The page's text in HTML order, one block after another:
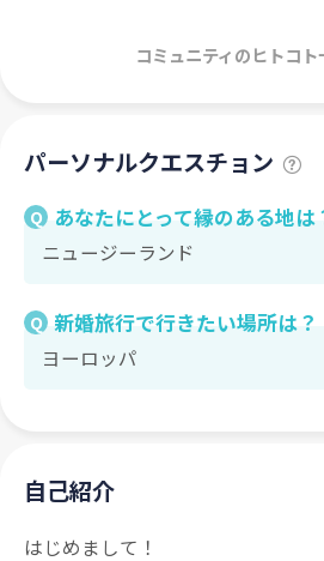
コミュニティのヒトコ
パーソナルクエスチョン
Q あなたにとって縁のある地は
ニュージーランド
Q 新婚旅行で行きたい場所は？
ヨーロッパ
自己紹介
はじめまして！